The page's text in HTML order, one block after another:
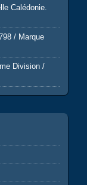
Calédonie.
/ Marque
Division /